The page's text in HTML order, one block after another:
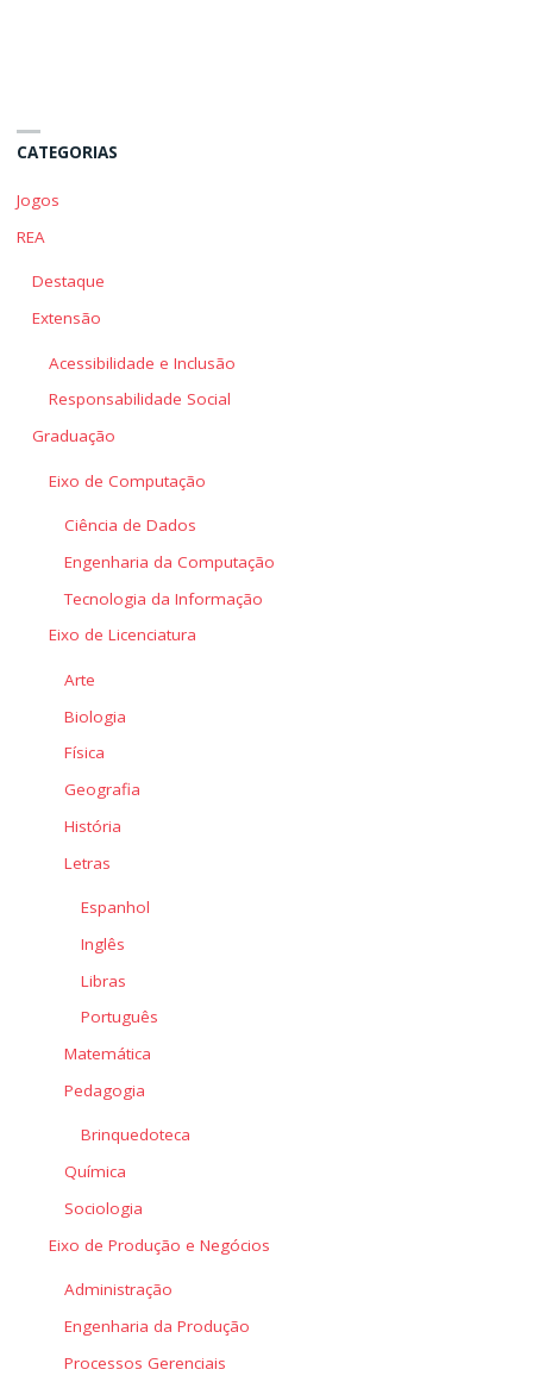
CATEGORIAS
Jogos
REA
Destaque
Extensão
Acessibilidade e Inclusão
Responsabilidade Social
Graduação
Eixo de Computação
Ciência de Dados
Engenharia da Computação
Tecnologia da Informação
Eixo de Licenciatura
Arte
Biologia
Física
Geografia
História
Letras
Espanhol
Inglês
Libras
Português
Matemática
Pedagogia
Brinquedoteca
Química
Sociologia
Eixo de Produção e Negócios
Administração
Engenharia da Produção
Processos Gerenciais